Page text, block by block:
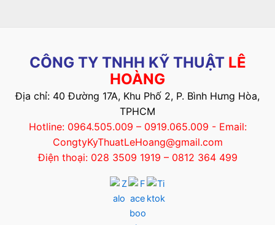
CÔNG TY TNHH KỸ THUẬT LÊ
HOÀNG
Địa chỉ: 40 Đường 17A, Khu Phố 2, P. Bình Hưng Hòa,
TPHCM
Hotline: 0964.505.009 – 0919.065.009 - Email:
CongtyKyThuatLeHoang@gmail.com
Điện thoại: 028 3509 1919 – 0812 364 499